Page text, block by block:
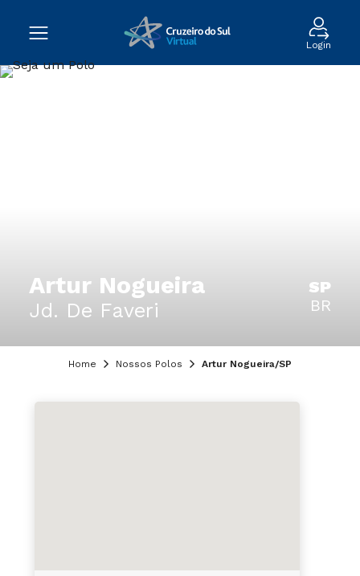
Login
Artur Nogueira
Jd. De Faveri
SP
BR
Home Nossos Polos Artur Nogueira/SP